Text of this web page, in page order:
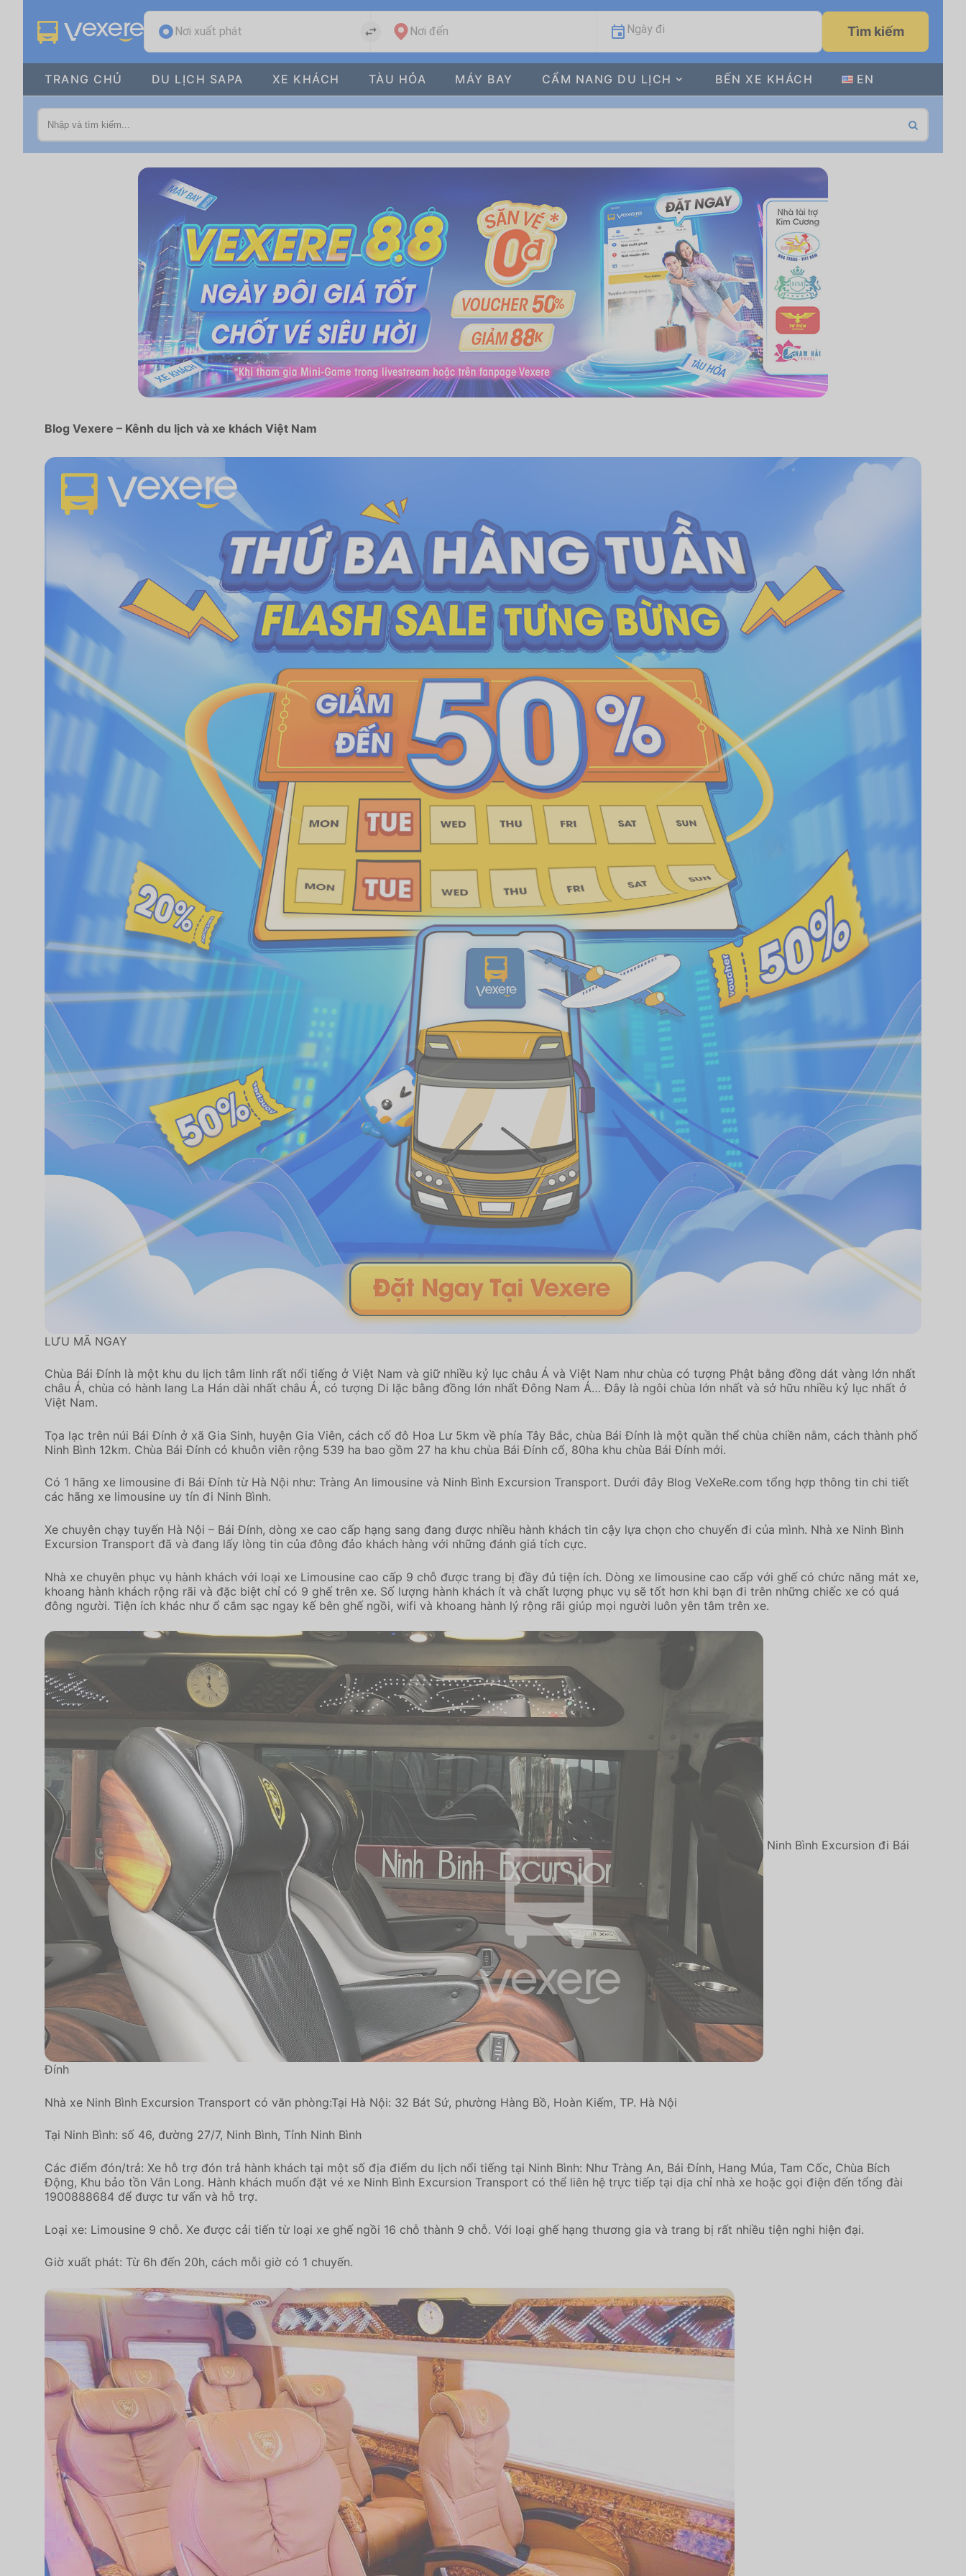
Nơi xuất phát Nơi đến Ngày đi Tìm kiếm
TRANG CHỦ DU LỊCH SAPA XE KHÁCH TÀU HỎA MÁY BAY CẨM NANG DU LỊCH BẾN XE KHÁCH EN
Blog Vexere – Kênh du lịch và xe khách Việt Nam
LƯU MÃ NGAY
Chùa Bái Đính là một khu du lịch tâm linh rất nổi tiếng ở Việt Nam và giữ nhiều kỷ lục châu Á và Việt Nam như chùa có tượng Phật bằng đồng dát vàng lớn nhất
châu Á, chùa có hành lang La Hán dài nhất châu Á, có tượng Di lặc bằng đồng lớn nhất Đông Nam Á… Đây là ngôi chùa lớn nhất và sở hữu nhiều kỷ lục nhất ở
Việt Nam.
Tọa lạc trên núi Bái Đính ở xã Gia Sinh, huyện Gia Viên, cách cố đô Hoa Lư 5km về phía Tây Bắc, chùa Bái Đính là một quần thể chùa chiền nằm, cách thành phố
Ninh Bình 12km. Chùa Bái Đính có khuôn viên rộng 539 ha bao gồm 27 ha khu chùa Bái Đính cổ, 80ha khu chùa Bái Đính mới.
Có 1 hãng xe limousine đi Bái Đính từ Hà Nội như: Tràng An limousine và Ninh Bình Excursion Transport. Dưới đây Blog VeXeRe.com tổng hợp thông tin chi tiết
các hãng xe limousine uy tín đi Ninh Bình.
Xe chuyên chạy tuyến Hà Nội – Bái Đính, dòng xe cao cấp hạng sang đang được nhiều hành khách tin cậy lựa chọn cho chuyến đi của mình. Nhà xe Ninh Bình
Excursion Transport đã và đang lấy lòng tin của đông đảo khách hàng với những đánh giá tích cực.
Nhà xe chuyên phục vụ hành khách với loại xe Limousine cao cấp 9 chỗ được trang bị đầy đủ tiện ích. Dòng xe limousine cao cấp với ghế có chức năng mát xe,
khoang hành khách rộng rãi và đặc biệt chỉ có 9 ghế trên xe. Số lượng hành khách ít và chất lượng phục vụ sẽ tốt hơn khi bạn đi trên những chiếc xe có quá
đông người. Tiện ích khác như ổ cắm sạc ngay kế bên ghế ngồi, wifi và khoang hành lý rộng rãi giúp mọi người luôn yên tâm trên xe.
Ninh Bình Excursion đi Bái
Đính
Nhà xe Ninh Bình Excursion Transport có văn phòng:Tại Hà Nội: 32 Bát Sứ, phường Hàng Bồ, Hoàn Kiếm, TP. Hà Nội
Tại Ninh Bình: số 46, đường 27/7, Ninh Bình, Tỉnh Ninh Bình
Các điểm đón/trả: Xe hỗ trợ đón trả hành khách tại một số địa điểm du lịch nổi tiếng tại Ninh Bình: Như Tràng An, Bái Đính, Hang Múa, Tam Cốc, Chùa Bích
Động, Khu bảo tồn Vân Long. Hành khách muốn đặt vé xe Ninh Bình Excursion Transport có thể liên hệ trực tiếp tại dịa chỉ nhà xe hoặc gọi điện đến tổng đài
1900888684 để được tư vấn và hỗ trợ.
Loại xe: Limousine 9 chỗ. Xe được cải tiến từ loại xe ghế ngồi 16 chỗ thành 9 chỗ. Với loại ghế hạng thương gia và trang bị rất nhiều tiện nghi hiện đại.
Giờ xuất phát: Từ 6h đến 20h, cách mỗi giờ có 1 chuyến.